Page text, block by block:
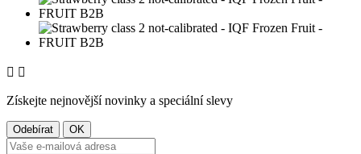
 
Získejte nejnovější novinky a speciální slevy